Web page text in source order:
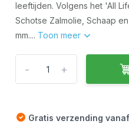
leeftijden. Volgens het 'All
Schotse Zalmolie, Schaap
mm.... Toon meer
+
-
Gratis verzending vanaf